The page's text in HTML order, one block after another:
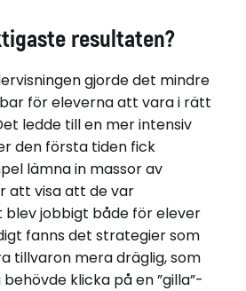
resultaten?
gjorde det mindre
för eleverna att vara i rätt
ledde till en mer intensiv
den första tiden fick
lämna in massor av
att visa att de var
blev jobbigt både för elever
fanns det strategier som
tillvaron mera dräglig, som
klicka på en ”gilla”-